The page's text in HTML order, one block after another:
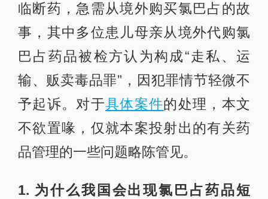
临断药，急需从境外购买氯巴占的故
事，其中多位患儿母亲从境外代购氯
巴占药品被检方认为构成“走私、运
输、贩卖毒品罪”，因犯罪情节轻微不
予起诉。对于具体案件的处理，本文
不欲置喙，仅就本案投射出的有关药
品管理的一些问题略陈管见。
1. 为什么我国会出现氯巴占药品短